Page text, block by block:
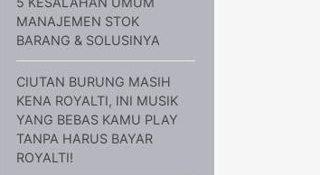
MANAJEMEN STOK
BARANG & SOLUSINYA
CIUTAN BURUNG MASIH
KENA ROYALTI, INI MUSIK
YANG BEBAS KAMU PLAY
TANPA HARUS BAYAR
ROYALTI!